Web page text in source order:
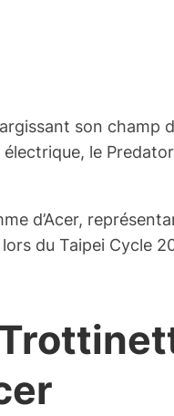
son champ
le
d’Acer,
du Taipei Cycle